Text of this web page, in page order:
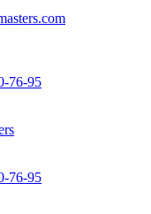
76-95
76-95